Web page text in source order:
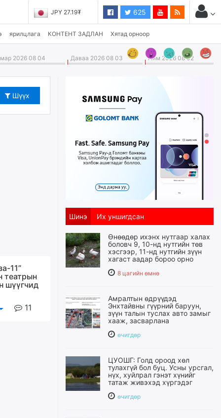
JPY 27.19₮ 625
ярилцлага КОНТЕНТ ЗАДЛАН Хятад орноор
2026 08 04 Даваа 2026 08 03 Ням 2026 08 02
Шүүх
11”
театрын
шүүгчид
11
Шинэ Их уншигдсан
Өнөөдөр ихэнх нутгаар халах
боловч 9, 10-нд нутгийн төв
хэсгээр, 11-нд нутгийн зүүн
хагаст аадар бороо орно
8 цагийн өмнө
Амралтын өдрүүдэд
Энхтайвны гүүрний баруун,
зүүн талын туслах авто замыг
хааж, засварлана
өчигдѳр
ЦУОШГ: Голд ороод хөл
тулахгүй бол буц. Усны урсгал,
нүх, хуйлрал гэнэт хүнийг
татаж живэхэд хүргэдэг
өчигдѳр